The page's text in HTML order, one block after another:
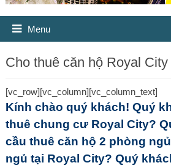
Menu
Cho thuê căn hộ Royal
[vc_row][vc_column][vc_column_text]
Kính chào quý khách! Quý
thuê chung cư Royal City?
cầu thuê căn hộ 2 phòng
ngủ tại Royal City? Quý